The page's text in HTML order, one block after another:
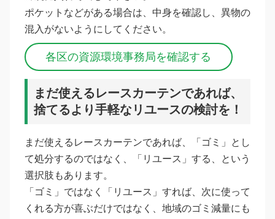
ポケットなどがある場合は、中身を確認し、異物の
混入がないようにしてください。
各区の資源環境事務局を確認する
まだ使えるレースカーテンであれば、
捨てるより手軽なリユースの検討を！
まだ使えるレースカーテンであれば、「ゴミ」とし
て処分するのではなく、「リユース」する、という
選択肢もあります。
「ゴミ」ではなく「リユース」すれば、次に使って
くれる方が喜ぶだけではなく、地域のゴミ減量にも